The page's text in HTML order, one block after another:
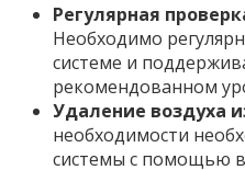
Регулярная
Необходимо
системе и
рекомендованном
Удаление воздуха
необходимости
системы с помощью